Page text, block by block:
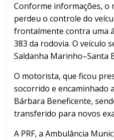
Conforme informações, o
perdeu o controle do
frontalmente contra uma
383 da rodovia. O veículo
Saldanha Marinho–Santa
O motorista, que ficou
socorrido e encaminhado
Bárbara Beneficente,
transferido para novos
A PRF, a Ambulância